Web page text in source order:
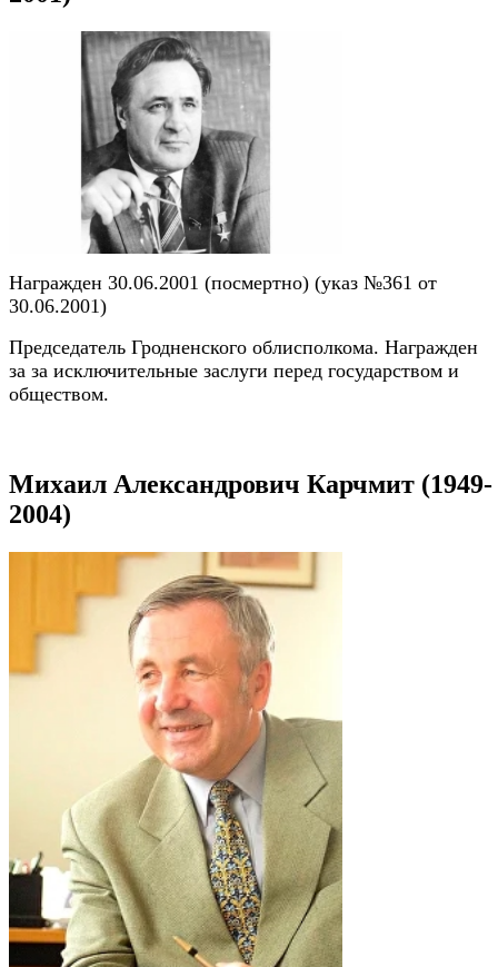
Награжден 30.06.2001 (посмертно) (указ №361 от
30.06.2001)
Председатель Гродненского облисполкома. Награжден
за за исключительные заслуги перед государством и
обществом.
Михаил Александрович Карчмит (1949-
2004)